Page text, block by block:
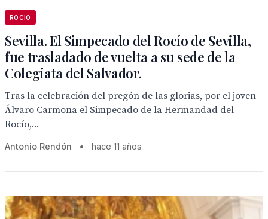
ROCIO
Sevilla. El Simpecado del Rocío de Sevilla,
fue trasladado de vuelta a su sede de la
Colegiata del Salvador.
Tras la celebración del pregón de las glorias, por el joven
Álvaro Carmona el Simpecado de la Hermandad del
Rocío,...
Antonio Rendón • hace 11 años